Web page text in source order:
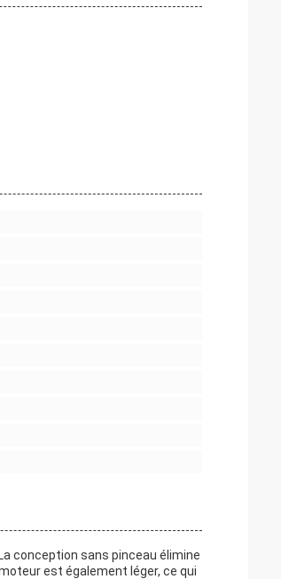
conception sans pinceau élimine
est également léger, ce qui